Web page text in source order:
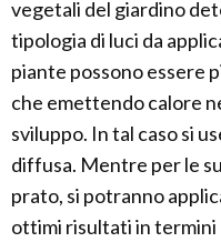
vegetali del giardino
tipologia di luci da
piante possono essere
che emettendo calore
sviluppo. In tal caso si
diffusa. Mentre per le
prato, si potranno
ottimi risultati in termini